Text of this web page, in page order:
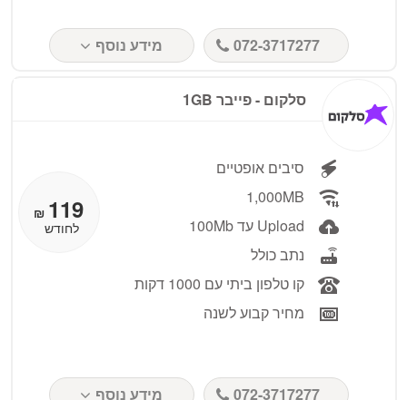
072-3717277 מידע נוסף
סלקום - פייבר 1GB
סיבים אופטיים
1,000MB
Upload עד 100Mb
נתב כולל
קו טלפון ביתי עם 1000 דקות
מחיר קבוע לשנה
119
₪
לחודש
072-3717277 מידע נוסף